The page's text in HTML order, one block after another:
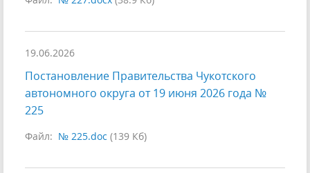
19.06.2026
Постановление Правительства Чукотского
автономного округа от 19 июня 2026 года №
225
Файл: № 225.doc (139 Кб)